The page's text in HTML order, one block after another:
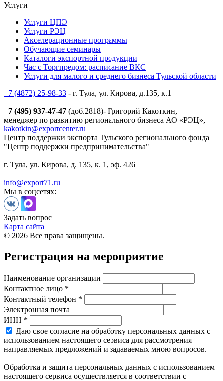
Услуги
Услуги ЦПЭ
Услуги РЭЦ
Акселерационные программы
Обучающие семинары
Каталоги экспортной продукции
Час с Торгпредом: расписание ВКС
Услуги для малого и среднего бизнеса Тульской области
+7 (4872) 25-98-33 - г. Тула, ул. Кирова, д.135, к.1
+7 (495) 937-47-47 (доб.2818)- Григорий Какоткин,
менеджер по развитию регионального бизнеса АО «РЭЦ»,
kakotkin@exportcenter.ru
Центр поддержки экспорта Тульского регионального фонда
"Центр поддержки предпринимательства"
г. Тула, ул. Кирова, д. 135, к. 1, оф. 426
info@export71.ru
Мы в соцсетях:
Задать вопрос
Карта сайта
© 2026 Все права защищены.
Регистрация на мероприятие
Наименование организации
Контактное лицо *
Контактный телефон *
Электронная почта
ИНН *
Даю свое согласие на обработку персональных данных с
использованием настоящего сервиса для рассмотрения
направляемых предложений и задаваемых мною вопросов.
Обработка и защита персональных данных с использованием
настоящего сервиса осуществляется в соответствии с